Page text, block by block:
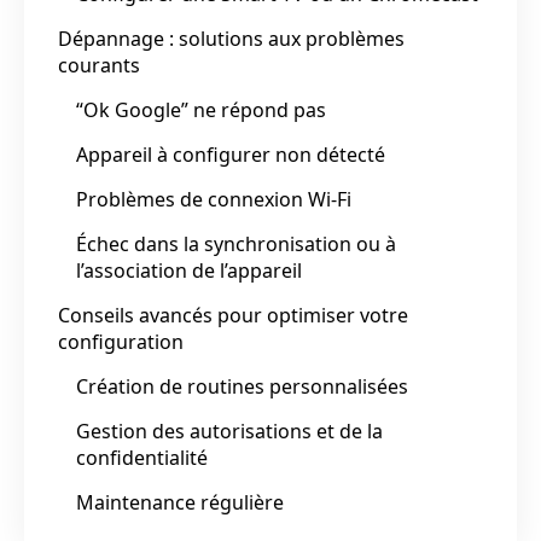
Dépannage : solutions aux problèmes
courants
“Ok Google” ne répond pas
Appareil à configurer non détecté
Problèmes de connexion Wi-Fi
Échec dans la synchronisation ou à
l’association de l’appareil
Conseils avancés pour optimiser votre
configuration
Création de routines personnalisées
Gestion des autorisations et de la
confidentialité
Maintenance régulière